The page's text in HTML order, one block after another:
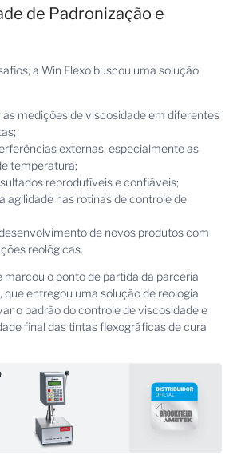
de Padronização e
a Win Flexo buscou uma solução
as medições de viscosidade em diferentes
externas, especialmente as
temperatura;
reprodutíveis e confiáveis;
a agilidade nas rotinas de controle de
de novos produtos com
reológicas.
marcou o ponto de partida da parceria
entregou uma solução de reologia
o padrão do controle de viscosidade e
final das tintas flexográficas de cura